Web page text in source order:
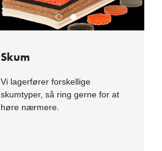
Skum
Vi lagerfører forskellige
skumtyper, så ring gerne for at
høre nærmere.